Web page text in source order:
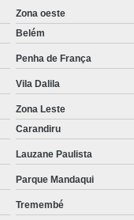
Zona oeste
Belém
Penha de França
Vila Dalila
Zona Leste
Carandiru
Lauzane Paulista
Parque Mandaqui
Tremembé